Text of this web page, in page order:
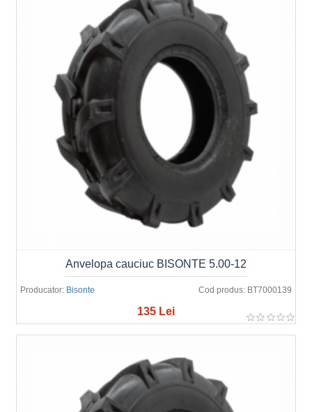
Producator: Bisonte Cod produs: BT7000139
Anvelopa cauciuc BISONTE 5.00-12
135 Lei